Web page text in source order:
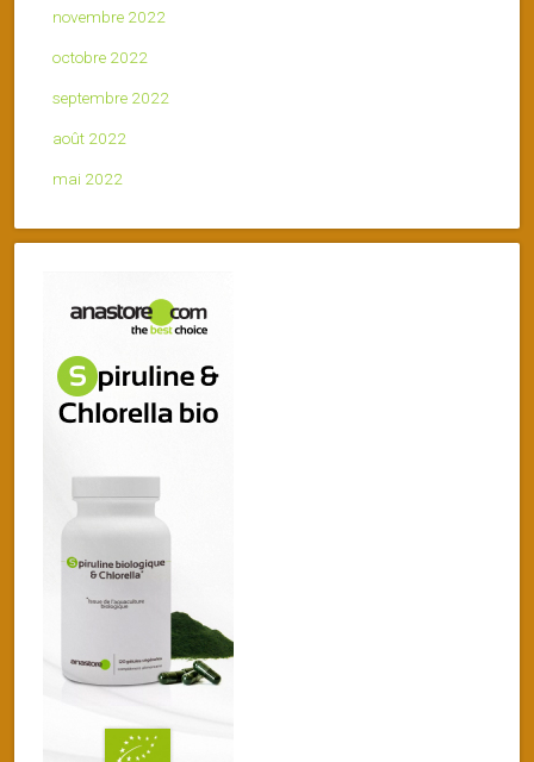
novembre 2022
octobre 2022
septembre 2022
août 2022
mai 2022